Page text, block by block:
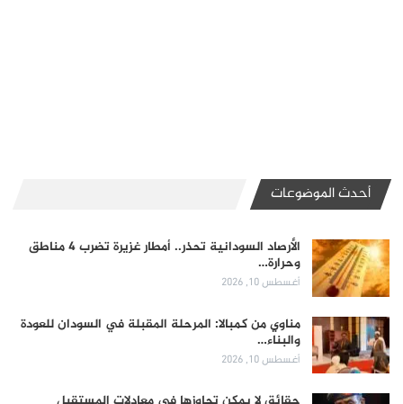
أحدث الموضوعات
الأرصاد السودانية تحذر.. أمطار غزيرة تضرب 4 مناطق
وحرارة…
أغسطس 10, 2026
مناوي من كمبالا: المرحلة المقبلة في السودان للعودة
والبناء…
أغسطس 10, 2026